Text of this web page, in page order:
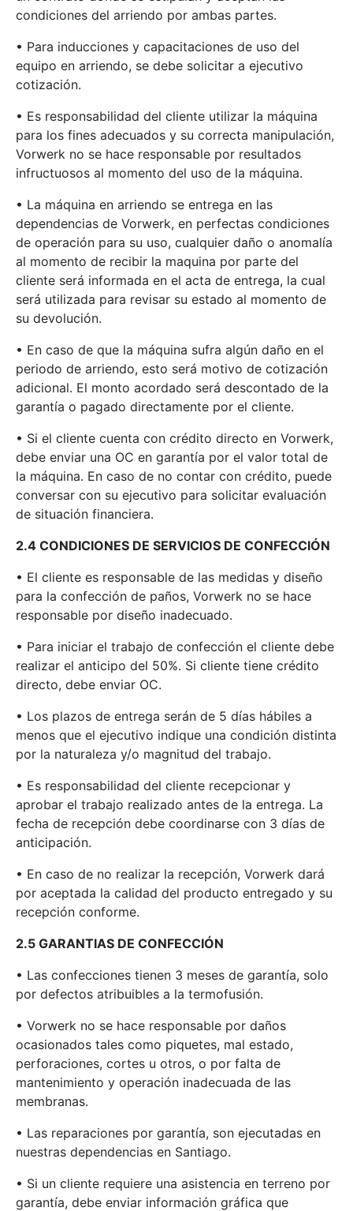
condiciones del arriendo por ambas partes.
• Para inducciones y capacitaciones de uso del
equipo en arriendo, se debe solicitar a ejecutivo
cotización.
• Es responsabilidad del cliente utilizar la máquina
para los fines adecuados y su correcta manipulación,
Vorwerk no se hace responsable por resultados
infructuosos al momento del uso de la máquina.
• La máquina en arriendo se entrega en las
dependencias de Vorwerk, en perfectas condiciones
de operación para su uso, cualquier daño o anomalía
al momento de recibir la maquina por parte del
cliente será informada en el acta de entrega, la cual
será utilizada para revisar su estado al momento de
su devolución.
• En caso de que la máquina sufra algún daño en el
periodo de arriendo, esto será motivo de cotización
adicional. El monto acordado será descontado de la
garantía o pagado directamente por el cliente.
• Si el cliente cuenta con crédito directo en Vorwerk,
debe enviar una OC en garantía por el valor total de
la máquina. En caso de no contar con crédito, puede
conversar con su ejecutivo para solicitar evaluación
de situación financiera.
2.4 CONDICIONES DE SERVICIOS DE CONFECCIÓN
• El cliente es responsable de las medidas y diseño
para la confección de paños, Vorwerk no se hace
responsable por diseño inadecuado.
• Para iniciar el trabajo de confección el cliente debe
realizar el anticipo del 50%. Si cliente tiene crédito
directo, debe enviar OC.
• Los plazos de entrega serán de 5 días hábiles a
menos que el ejecutivo indique una condición distinta
por la naturaleza y/o magnitud del trabajo.
• Es responsabilidad del cliente recepcionar y
aprobar el trabajo realizado antes de la entrega. La
fecha de recepción debe coordinarse con 3 días de
anticipación.
• En caso de no realizar la recepción, Vorwerk dará
por aceptada la calidad del producto entregado y su
recepción conforme.
2.5 GARANTIAS DE CONFECCIÓN
• Las confecciones tienen 3 meses de garantía, solo
por defectos atribuibles a la termofusión.
• Vorwerk no se hace responsable por daños
ocasionados tales como piquetes, mal estado,
perforaciones, cortes u otros, o por falta de
mantenimiento y operación inadecuada de las
membranas.
• Las reparaciones por garantía, son ejecutadas en
nuestras dependencias en Santiago.
• Si un cliente requiere una asistencia en terreno por
garantía, debe enviar información gráfica que